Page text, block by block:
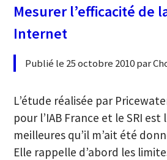
Mesurer l’efficacité de
Internet
Publié le 25 octobre 2010 par
L’étude réalisée par
pour l’IAB France et le SRI est
meilleures qu’il m’ait été
Elle rappelle d’abord les